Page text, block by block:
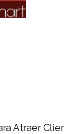
Atraer